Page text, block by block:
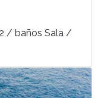
/ baños Sala /